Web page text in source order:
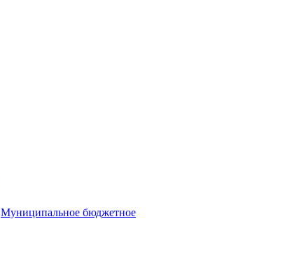
Муниципальное бюджетное